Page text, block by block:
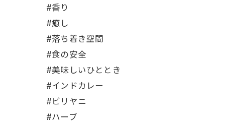
#香り
#癒し
#落ち着き空間
#食の安全
#美味しいひととき
#インドカレー
#ビリヤニ
#ハーブ